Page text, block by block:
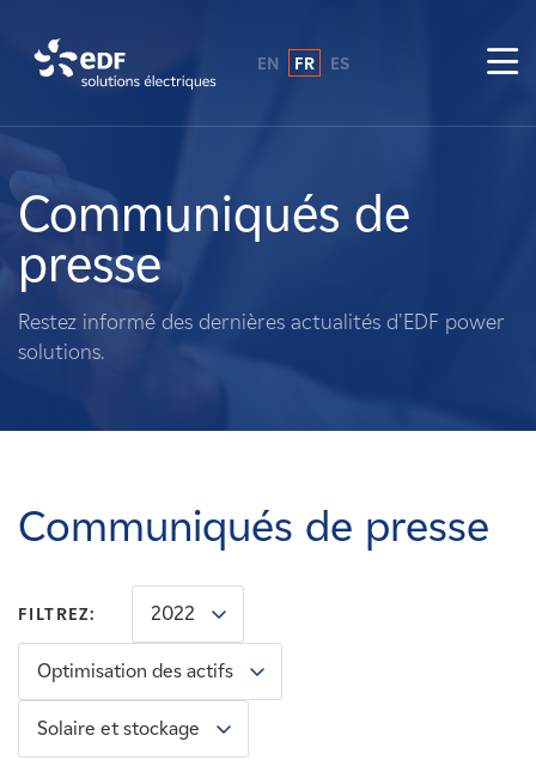
A propos de nous
Ce que nous faisons
Propriétaires fonciers
Carrières
Nouvelles
Contactez-nous
Affiliés
EN FR ES
Communiqués de
presse
Restez informé des dernières actualités d'EDF power
solutions.
Communiqués de presse
FILTREZ: 2022
Optimisation des actifs
Solaire et stockage